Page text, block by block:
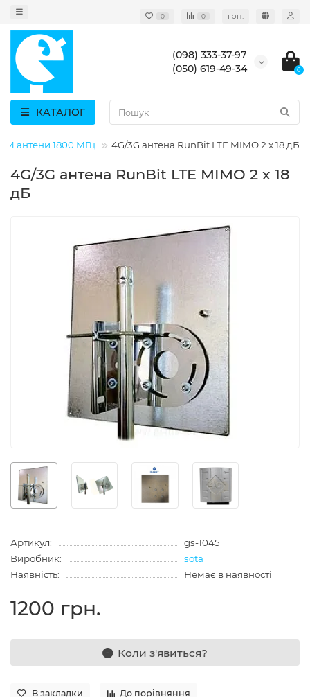
0 0 грн.
(098) 333-37-97
(050) 619-49-34
0
КАТАЛОГ
антени 1800 МГц 4G/3G антена RunBit LTE MIMO 2 x 18 дБ
4G/3G антена RunBit LTE MIMO 2 x 18
дБ
Артикул:
gs-1045
Виробник:
sota
Наявність:
Немає в наявності
1200 грн.
Коли з'явиться?
В закладки До порівняння